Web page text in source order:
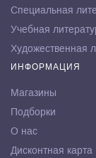
Специальная
Учебная
Художественная
ИНФОРМАЦИЯ
Магазины
Подборки
О нас
Дисконтная карта